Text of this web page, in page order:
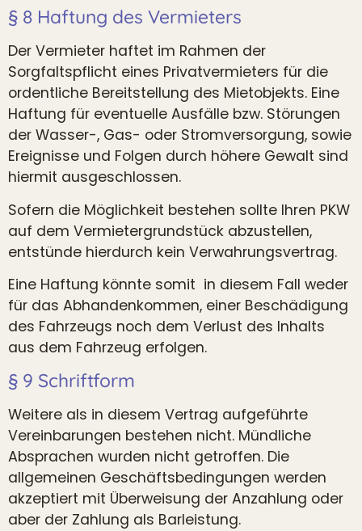
§ 8 Haftung des Vermieters
Der Vermieter haftet im Rahmen der
Sorgfaltspflicht eines Privatvermieters für die
ordentliche Bereitstellung des Mietobjekts. Eine
Haftung für eventuelle Ausfälle bzw. Störungen
der Wasser-, Gas- oder Stromversorgung, sowie
Ereignisse und Folgen durch höhere Gewalt sind
hiermit ausgeschlossen.
Sofern die Möglichkeit bestehen sollte Ihren PKW
auf dem Vermietergrundstück abzustellen,
entstünde hierdurch kein Verwahrungsvertrag.
Eine Haftung könnte somit in diesem Fall weder
für das Abhandenkommen, einer Beschädigung
des Fahrzeugs noch dem Verlust des Inhalts
aus dem Fahrzeug erfolgen.
§ 9 Schriftform
Weitere als in diesem Vertrag aufgeführte
Vereinbarungen bestehen nicht. Mündliche
Absprachen wurden nicht getroffen. Die
allgemeinen Geschäftsbedingungen werden
akzeptiert mit Überweisung der Anzahlung oder
aber der Zahlung als Barleistung.